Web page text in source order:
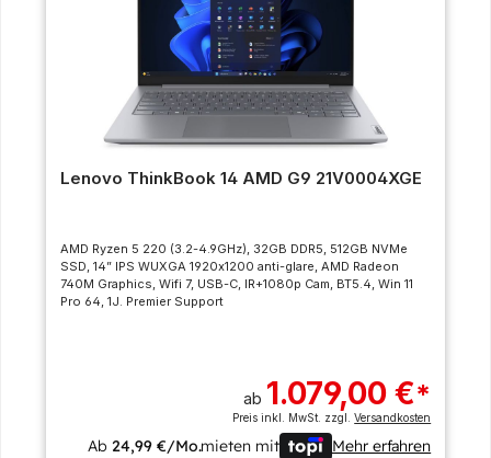
Lenovo ThinkBook 14 AMD G9 21V0004XGE
AMD Ryzen 5 220 (3.2-4.9GHz), 32GB DDR5, 512GB NVMe
SSD, 14” IPS WUXGA 1920x1200 anti-glare, AMD Radeon
740M Graphics, Wifi 7, USB-C, IR+1080p Cam, BT5.4, Win 11
Pro 64, 1J. Premier Support
ab 1.079,00 €*
Preis inkl. MwSt. zzgl.Versandkosten
Ab24,99 €/Mo.mieten mit Mehr erfahren